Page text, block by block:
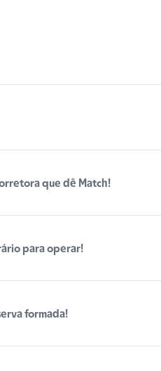
que dê Match!
para operar!
formada!